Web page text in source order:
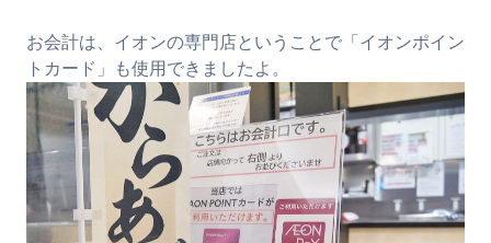
お会計は、イオンの専門店ということで「イオンポイン
トカード」も使用できましたよ。